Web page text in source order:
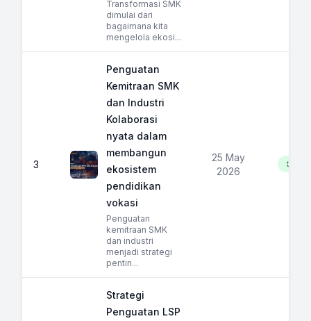
Transformasi SMK
dimulai dari
bagaimana kita
mengelola ekosi...
3
Penguatan
Kemitraan SMK
dan Industri
Kolaborasi
nyata dalam
membangun
ekosistem
pendidikan
vokasi
Penguatan
kemitraan SMK
dan industri
menjadi strategi
pentin...
25 May
2026
Strategi
Penguatan LSP